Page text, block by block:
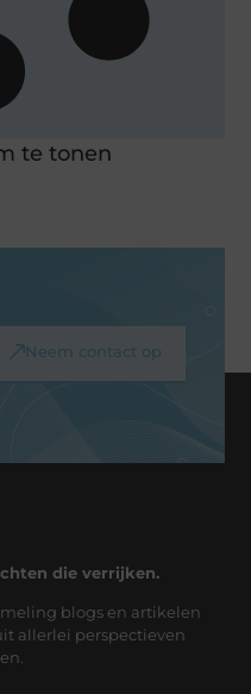
te tonen
Neem contact op
die verrijken.
blogs en artikelen
allerlei perspectieven